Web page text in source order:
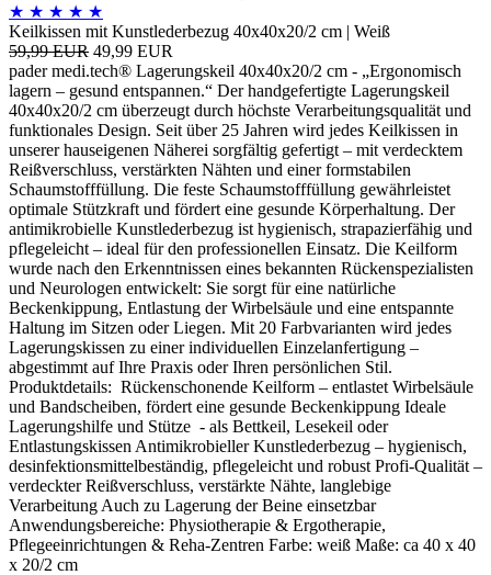
★ ★ ★ ★ ★
Keilkissen mit Kunstlederbezug 40x40x20/2 cm | Weiß
59,99 EUR 49,99 EUR
pader medi.tech® Lagerungskeil 40x40x20/2 cm - „Ergonomisch
lagern – gesund entspannen.“ Der handgefertigte Lagerungskeil
40x40x20/2 cm überzeugt durch höchste Verarbeitungsqualität und
funktionales Design. Seit über 25 Jahren wird jedes Keilkissen in
unserer hauseigenen Näherei sorgfältig gefertigt – mit verdecktem
Reißverschluss, verstärkten Nähten und einer formstabilen
Schaumstofffüllung. Die feste Schaumstofffüllung gewährleistet
optimale Stützkraft und fördert eine gesunde Körperhaltung. Der
antimikrobielle Kunstlederbezug ist hygienisch, strapazierfähig und
pflegeleicht – ideal für den professionellen Einsatz. Die Keilform
wurde nach den Erkenntnissen eines bekannten Rückenspezialisten
und Neurologen entwickelt: Sie sorgt für eine natürliche
Beckenkippung, Entlastung der Wirbelsäule und eine entspannte
Haltung im Sitzen oder Liegen. Mit 20 Farbvarianten wird jedes
Lagerungskissen zu einer individuellen Einzelanfertigung –
abgestimmt auf Ihre Praxis oder Ihren persönlichen Stil.
Produktdetails: Rückenschonende Keilform – entlastet Wirbelsäule
und Bandscheiben, fördert eine gesunde Beckenkippung Ideale
Lagerungshilfe und Stütze - als Bettkeil, Lesekeil oder
Entlastungskissen Antimikrobieller Kunstlederbezug – hygienisch,
desinfektionsmittelbeständig, pflegeleicht und robust Profi-Qualität –
verdeckter Reißverschluss, verstärkte Nähte, langlebige
Verarbeitung Auch zu Lagerung der Beine einsetzbar
Anwendungsbereiche: Physiotherapie & Ergotherapie,
Pflegeeinrichtungen & Reha-Zentren Farbe: weiß Maße: ca 40 x 40
x 20/2 cm